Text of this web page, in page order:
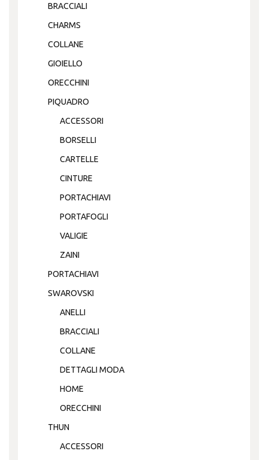
BRACCIALI
CHARMS
COLLANE
GIOIELLO
ORECCHINI
PIQUADRO
ACCESSORI
BORSELLI
CARTELLE
CINTURE
PORTACHIAVI
PORTAFOGLI
VALIGIE
ZAINI
PORTACHIAVI
SWAROVSKI
ANELLI
BRACCIALI
COLLANE
DETTAGLI MODA
HOME
ORECCHINI
THUN
ACCESSORI